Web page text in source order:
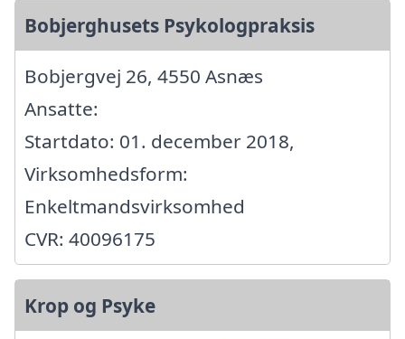
Bobjerghusets Psykologpraksis
Bobjergvej 26, 4550 Asnæs
Ansatte:
Startdato: 01. december 2018,
Virksomhedsform:
Enkeltmandsvirksomhed
CVR: 40096175
Krop og Psyke